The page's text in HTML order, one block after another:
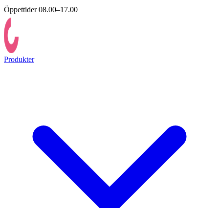
Öppettider 08.00–17.00
Produkter